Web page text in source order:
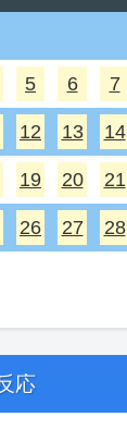
5 6 7
12 13 14
19 20 21
26 27 28
応